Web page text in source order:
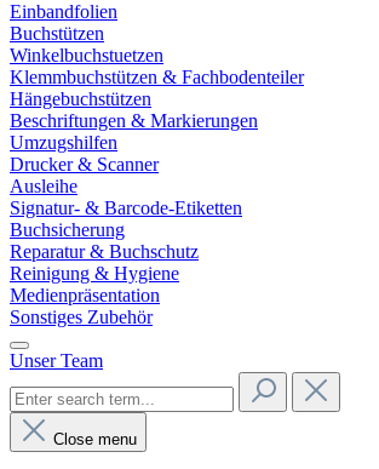
Einbandfolien
Buchstützen
Winkelbuchstuetzen
Klemmbuchstützen & Fachbodenteiler
Hängebuchstützen
Beschriftungen & Markierungen
Umzugshilfen
Drucker & Scanner
Ausleihe
Signatur- & Barcode-Etiketten
Buchsicherung
Reparatur & Buchschutz
Reinigung & Hygiene
Medienpräsentation
Sonstiges Zubehör
Unser Team
Close menu